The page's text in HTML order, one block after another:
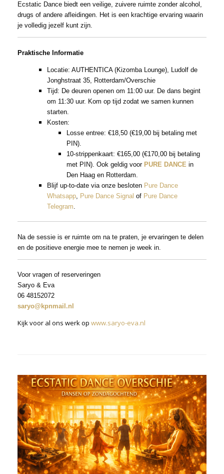
Ecstatic Dance biedt een veilige, zuivere ruimte zonder alcohol,
drugs of andere afleidingen. Het is een krachtige ervaring waarin
je volledig jezelf kunt zijn.
Praktische Informatie
Locatie: AUTHENTICA (Kizomba Lounge), Ludolf de
Jonghstraat 35, Rotterdam/Overschie
Tijd: De deuren openen om 11:00 uur. De dans begint
om 11:30 uur. Kom op tijd zodat we samen kunnen
starten.
Kosten:
Losse entree: €18,50 (€19,00 bij betaling met
PIN).
10-strippenkaart: €165,00 (€170,00 bij betaling
met PIN). Ook geldig voor PURE DANCE in
Den Haag en Rotterdam.
Blijf up-to-date via onze besloten Pure Dance
Whatsapp, Pure Dance Signal of Pure Dance
Telegram
Na de sessie is er ruimte om na te praten, je ervaringen te delen
en de positieve energie mee te nemen je week in.
Voor vragen of reserveringen
Saryo & Eva
06 48152072
saryo@kpnmail.nl
Kijk voor al ons werk op www.saryo-eva.nl